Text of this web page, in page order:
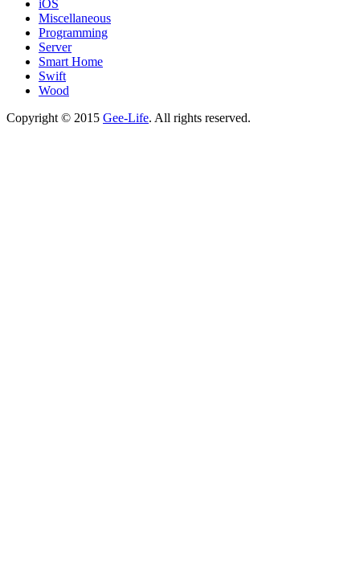
iOS
Miscellaneous
Programming
Server
Smart Home
Swift
Wood
Copyright © 2015 Gee-Life. All rights reserved.